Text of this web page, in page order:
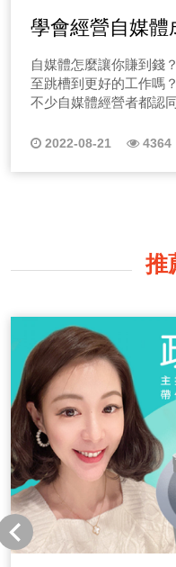
學會經營自媒體
自媒體怎麼讓你賺到錢
至跳槽到更好的工作嗎
不少自媒體經營者都認
逐步拆解為什麼經營自
2022-08-21 4364
推